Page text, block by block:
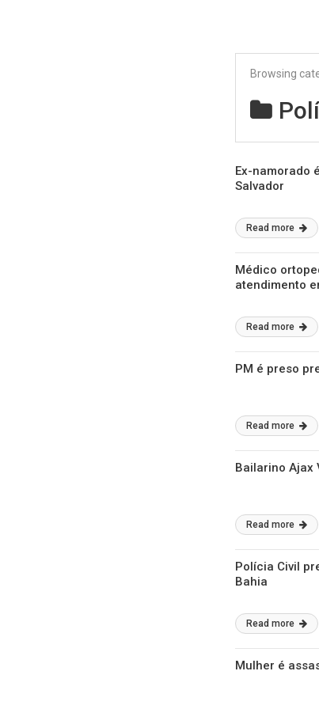
Browsing
Ex-namorado
Salvador
Read more
Médico
atendimento
Read more
PM é preso
Read more
Bailarino Ajax
Read more
Polícia Civil
Bahia
Read more
Mulher é